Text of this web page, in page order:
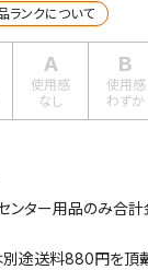
ランクについて
A
使用感
なし
B
使用感
わずか
ンター用品のみ合
別途送料880円を頂